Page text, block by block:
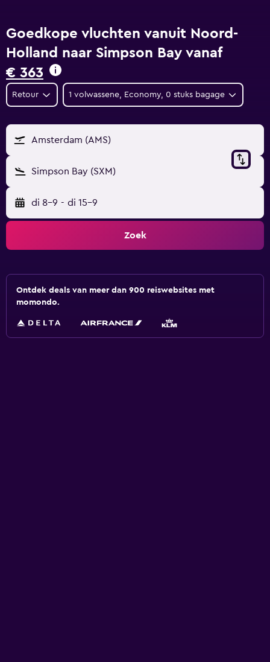
Goedkope vluchten vanuit Noord-
Holland naar Simpson Bay vanaf
€ 363
Retour 1 volwassene, Economy, 0 stuks bagage
Amsterdam (AMS)
Simpson Bay (SXM)
di 8-9 - di 15-9
Zoek
Ontdek deals van meer dan 900 reiswebsites met
momondo.